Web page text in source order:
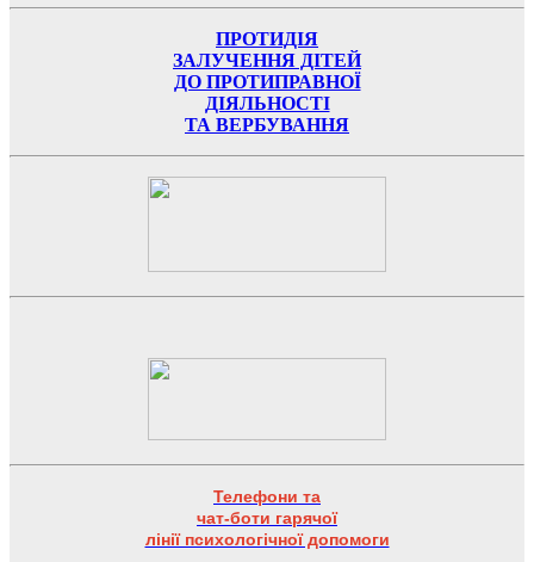
ПРОТИДІЯ
ЗАЛУЧЕННЯ ДІТЕЙ
ДО ПРОТИПРАВНОЇ
ДІЯЛЬНОСТІ
ТА ВЕРБУВАННЯ
Телефони та
чат-боти гарячої
лінії психологічної допомоги